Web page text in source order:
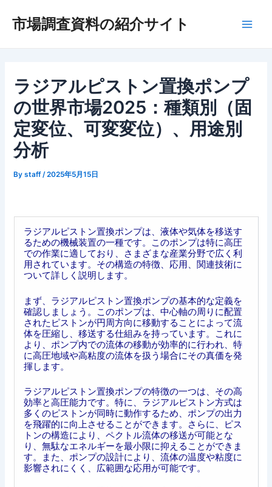
市場調査資料の紹介サイト
ラジアルピストン置換ポンプ
の世界市場2025：種類別（固
定変位、可変変位）、用途別
分析
Bystaff /2025年5月15日
ラジアルピストン置換ポンプは、液体や気体を移送す
るための機械装置の一種です。このポンプは特に高圧
での作業に適しており、さまざまな産業分野で広く利
用されています。その構造の特徴、応用、関連技術に
ついて詳しく説明します。
まず、ラジアルピストン置換ポンプの基本的な定義を
確認しましょう。このポンプは、中心軸の周りに配置
されたピストンが円周方向に移動することによって流
体を圧縮し、移送する仕組みを持っています。これに
より、ポンプ内での流体の移動が効率的に行われ、特
に高圧地域や高粘度の流体を扱う場合にその真価を発
揮します。
ラジアルピストン置換ポンプの特徴の一つは、その高
効率と高圧能力です。特に、ラジアルピストン方式は
多くのピストンが同時に動作するため、ポンプの出力
を飛躍的に向上させることができます。さらに、ピス
トンの構造により、ペクトル流体の移送が可能とな
り、無駄なエネルギーを最小限に抑えることができま
す。また、ポンプの設計により、流体の温度や粘度に
影響されにくく、広範囲な応用が可能です。